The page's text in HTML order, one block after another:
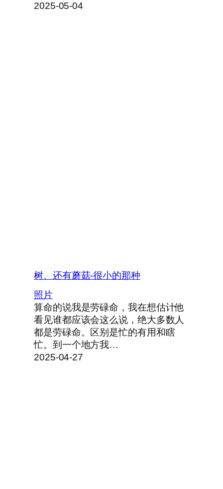
2025-05-04
树、还有蘑菇-很小的那种
照片
算命的说我是劳碌命，我在想估计他
看见谁都应该会这么说，绝大多数人
都是劳碌命。区别是忙的有用和瞎
忙。到一个地方我…
2025-04-27